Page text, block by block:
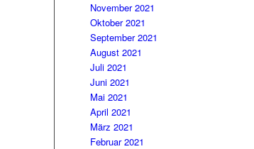
November 2021
Oktober 2021
September 2021
August 2021
Juli 2021
Juni 2021
Mai 2021
April 2021
März 2021
Februar 2021